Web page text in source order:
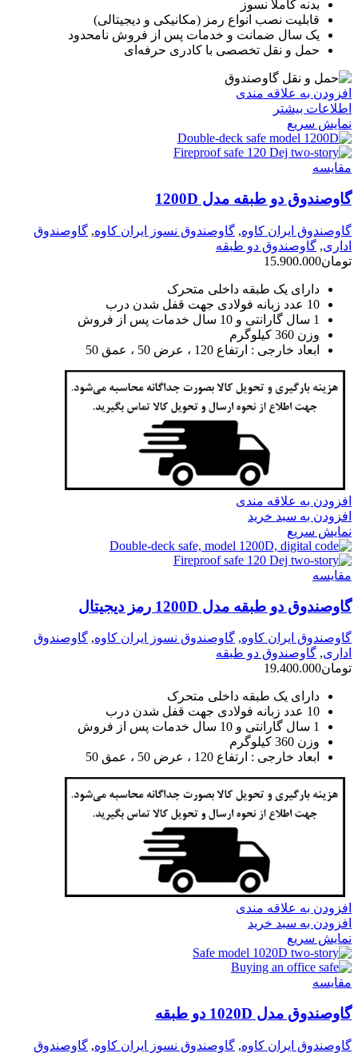
بدنه کاملا نسوز
قابلیت نصب انواع رمز (مکانیکی و دیجیتالی)
یک سال ضمانت و خدمات پس از فروش نامحدود
حمل و نقل تخصصی با کادری حرفه‌ای
افزودن به علاقه مندی
اطلاعات بیشتر
نمایش سریع
مقايسه
گاوصندوق دو طبقه مدل 1200D
گاوصندوق ایران کاوه, گاوصندوق نسوز ایران کاوه, گاوصندوق
اداری, گاوصندوق دو طبقه
تومان15.900.000
دارای یک طبقه داخلی متحرک
10 عدد زبانه فولادی جهت قفل شدن درب
1 سال گارانتی و 10 سال خدمات پس از فروش
وزن 360 کیلوگرم
ابعاد خارجی : ارتفاع 120 ، عرض 50 ، عمق 50
افزودن به علاقه مندی
افزودن به سبد خرید
نمایش سریع
مقايسه
گاوصندوق دو طبقه مدل 1200D رمز دیجیتال
گاوصندوق ایران کاوه, گاوصندوق نسوز ایران کاوه, گاوصندوق
اداری, گاوصندوق دو طبقه
تومان19.400.000
دارای یک طبقه داخلی متحرک
10 عدد زبانه فولادی جهت قفل شدن درب
1 سال گارانتی و 10 سال خدمات پس از فروش
وزن 360 کیلوگرم
ابعاد خارجی : ارتفاع 120 ، عرض 50 ، عمق 50
افزودن به علاقه مندی
افزودن به سبد خرید
نمایش سریع
مقايسه
گاوصندوق مدل 1020D دو طبقه
گاوصندوق ایران کاوه, گاوصندوق نسوز ایران کاوه, گاوصندوق